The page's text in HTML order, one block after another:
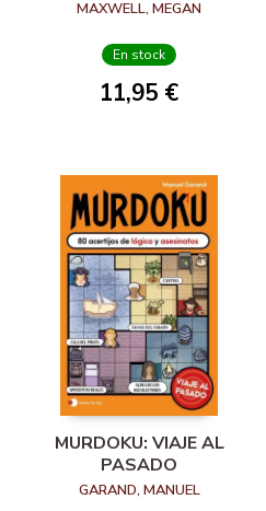
MAXWELL, MEGAN
En stock
11,95 €
MURDOKU: VIAJE AL
PASADO
GARAND, MANUEL